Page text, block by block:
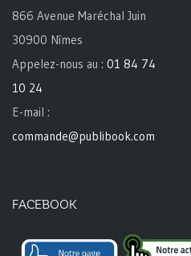
866 Avenue Maréchal Juin
30900 Nîmes
Appelez-nous au : 01 84 74
10 24
E-mail :
commande@publibook.com
FACEBOOK